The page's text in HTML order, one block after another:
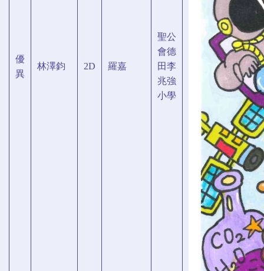
優
異
林澤鈞 2D 羅嘉
聖公
會德
田李
兆強
小學